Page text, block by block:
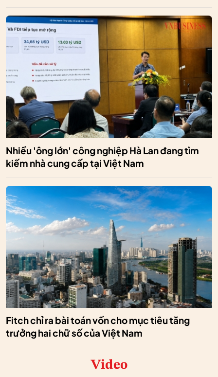
Nhiều 'ông lớn' công nghiệp Hà Lan đang tìm
kiếm nhà cung cấp tại Việt Nam
Fitch chỉ ra bài toán vốn cho mục tiêu tăng
trưởng hai chữ số của Việt Nam
Video